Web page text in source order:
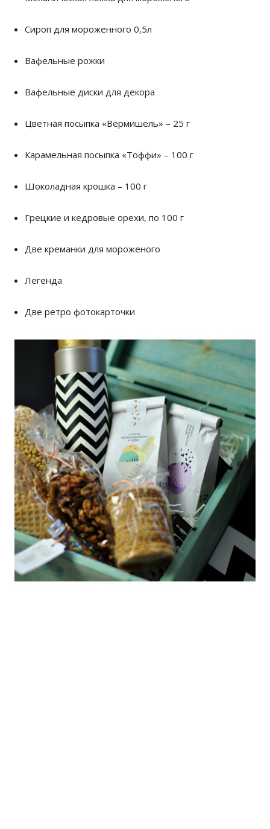
Сироп для мороженного 0,5л
Вафельные рожки
Вафельные диски для декора
Цветная посыпка «Вермишель» – 25 г
Карамельная посыпка «Тоффи» – 100 г
Шоколадная крошка – 100 г
Грецкие и кедровые орехи, по 100 г
Две креманки для мороженого
Легенда
Две ретро фотокарточки